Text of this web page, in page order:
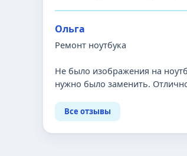
Ольга
Ремонт ноутбука
Не было изображения на
нужно было заменить.
Все отзывы